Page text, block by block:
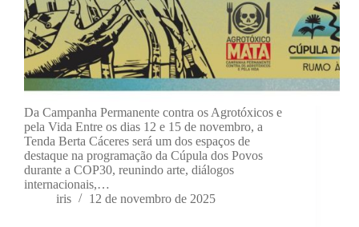
Da Campanha Permanente contra os Agrotóxicos e
pela Vida Entre os dias 12 e 15 de novembro, a
Tenda Berta Cáceres será um dos espaços de
destaque na programação da Cúpula dos Povos
durante a COP30, reunindo arte, diálogos
internacionais,…
iris
12 de novembro de 2025